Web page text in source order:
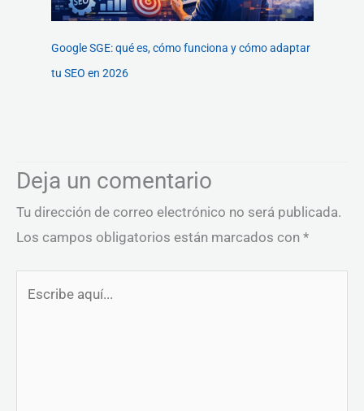
Google SGE: qué es, cómo funciona y cómo adaptar
tu SEO en 2026
Deja un comentario
Tu dirección de correo electrónico no será publicada.
Los campos obligatorios están marcados con *